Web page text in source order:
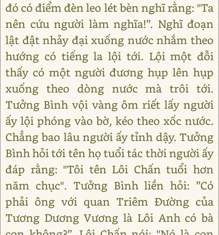
đó có điểm đèn leo lét bèn nghĩ rằng: "Ta
nên cứu người làm nghĩa!”. Nghĩ đoạn
lật đật nhảy đại xuống nước nhắm theo
hướng có tiếng la lội tới. Lội một đỗi
thấy có một người đương hụp lên hụp
xuống theo dòng nước mà trôi tới.
Tưởng Bình vội vàng ôm riết lấy người
ấy lội phóng vào bờ, kéo theo xốc nước.
Chẳng bao lâu người ấy tỉnh dậy. Tưởng
Bình hỏi tới tên họ tuổi tác thời người ấy
đáp rằng: "Tôi tên Lôi Chấn tuổi hơn
năm chục". Tưởng Bình liền hỏi: ”Có
phải ông với quan Triêm Đường của
Tương Dương Vương là Lôi Anh có bà